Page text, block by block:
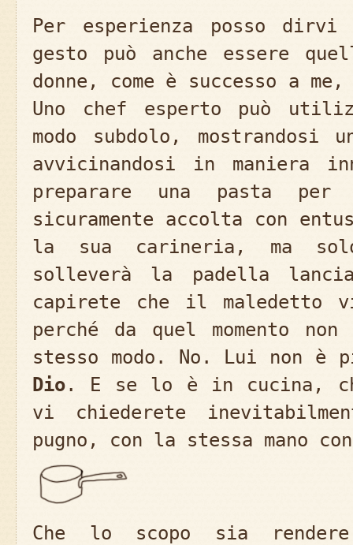
Per esperienza posso
gesto può anche essere
donne, come è successo a
Uno chef esperto può
modo subdolo, mostrandosi
avvicinandosi in maniera
preparare una pasta
sicuramente accolta con
la sua carineria, ma
solleverà la padella
capirete che il maledetto
perché da quel momento
stesso modo. No. Lui non è
Dio. E se lo è in cucina,
vi chiederete
pugno, con la stessa mano
Che lo scopo sia